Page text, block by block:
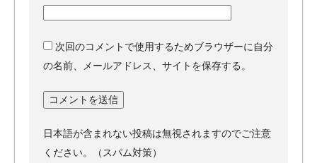
次回のコメントで使用するためブラウザーに自分
の名前、メールアドレス、サイトを保存する。
日本語が含まれない投稿は無視されますのでご注意
ください。（スパム対策）